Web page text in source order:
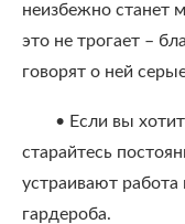
неизбежно станет
это не трогает –
говорят о ней
• Если вы
старайтесь
устраивают
гардероба.